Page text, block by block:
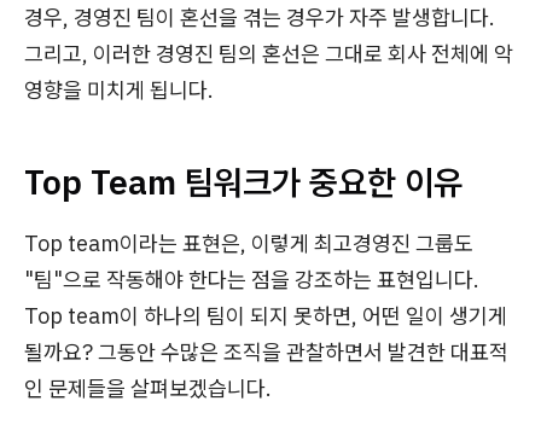
경우, 경영진 팀이 혼선을 겪는 경우가 자주 발생합니다.
그리고, 이러한 경영진 팀의 혼선은 그대로 회사 전체에 악
영향을 미치게 됩니다.
Top Team 팀워크가 중요한 이유
Top team이라는 표현은, 이렇게 최고경영진 그룹도
"팀"으로 작동해야 한다는 점을 강조하는 표현입니다.
Top team이 하나의 팀이 되지 못하면, 어떤 일이 생기게
될까요? 그동안 수많은 조직을 관찰하면서 발견한 대표적
인 문제들을 살펴보겠습니다.